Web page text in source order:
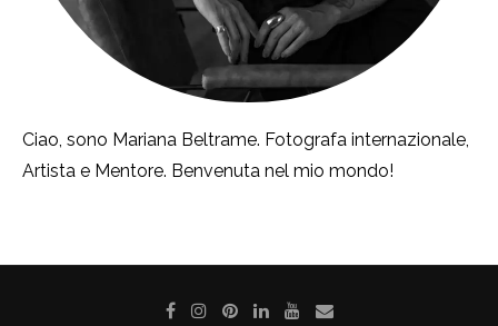
Ciao, sono Mariana Beltrame. Fotografa internazionale,
Artista e Mentore. Benvenuta nel mio mondo!